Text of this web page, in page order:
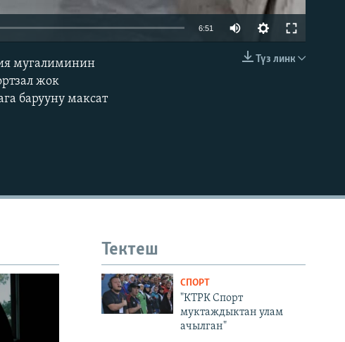
EMBED
6:51
240p
Түз линк
мугалиминин
жок
барууну максат
Тектеш
СПОРТ
"КТРК Спорт
муктаждыктан улам
ачылган"